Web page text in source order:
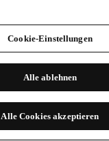
Cookie-Einstellungen
Alle ablehnen
Alle Cookies akzeptieren